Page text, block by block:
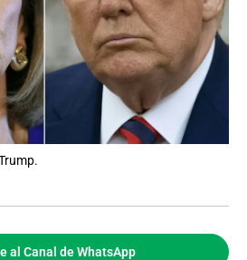
al Canal de WhatsApp